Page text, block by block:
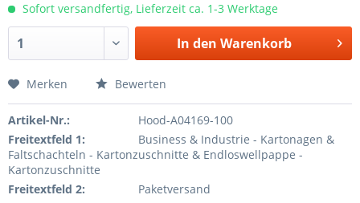
Sofort versandfertig, Lieferzeit ca. 1-3 Werktage
In den Warenkorb
Merken Bewerten
Artikel-Nr.:
Hood-A04169-100
Freitextfeld 1:
Business & Industrie - Kartonagen &
Faltschachteln - Kartonzuschnitte & Endloswellpappe -
Kartonzuschnitte
Freitextfeld 2:
Paketversand